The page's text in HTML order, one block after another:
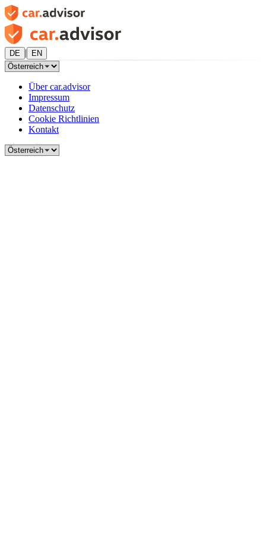
DE | EN
Über car.advisor
Impressum
Datenschutz
Cookie Richtlinien
Kontakt